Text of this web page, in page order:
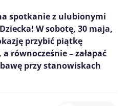
spotkanie z ulubionymi
W sobotę, 30 maja,
przybić piątkę
równocześnie – załapać
przy stanowiskach